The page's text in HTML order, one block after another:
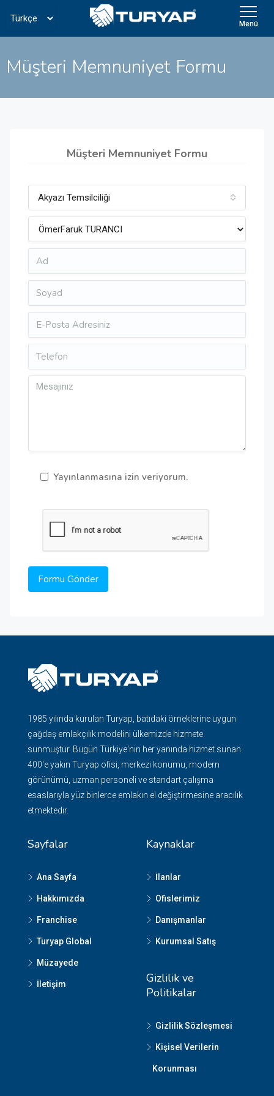
Menü
Müşteri Memnuniyet Formu
Müşteri Memnuniyet Formu
Akyazı Temsilciliği
Yayınlanmasına izin veriyorum.
1985 yılında kurulan Turyap, batıdaki örneklerine uygun
çağdaş emlakçılık modelini ülkemizde hizmete
sunmuştur. Bugün Türkiye'nin her yanında hizmet sunan
400'e yakın Turyap ofisi, merkezi konumu, modern
görünümü, uzman personeli ve standart çalışma
esaslarıyla yüz binlerce emlakın el değiştirmesine aracılık
etmektedir.
Sayfalar
Ana Sayfa
Hakkımızda
Franchise
Turyap Global
Müzayede
İletişim
Kaynaklar
İlanlar
Ofislerimiz
Danışmanlar
Kurumsal Satış
Gizlilik ve
Politikalar
Gizlilik Sözleşmesi
Kişisel Verilerin
Korunması